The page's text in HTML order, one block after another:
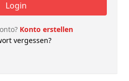
Login
Konto erstellen
vergessen?